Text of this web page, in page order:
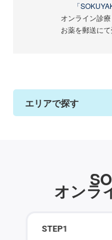
「
オンライン診
お薬を郵送に
エリアで探す
オンラ
STEP1